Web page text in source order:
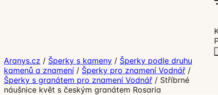
Aranys.cz / Šperky s kameny / Šperky podle druhu
kamenů a znamení / Šperky pro znamení Vodnář /
Šperky s granátem pro znamení Vodnář / Stříbrné
náušnice květ s českým granátem Rosaria